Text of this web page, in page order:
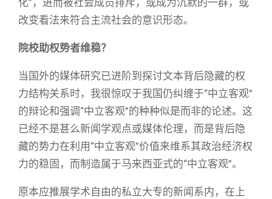
化”，进而被社会成员排斥，或成为沉默的一群，或
改变看法来符合主流社会的意识形态。
院校助权势者维稳？
当国外的媒体研究已进阶到探讨文本背后隐藏的权
力结构关系时，我很惊叹于我国仍纠缠于“中立客观”
的辩论和强调“中立客观”的种种似是而非的论述。这
已经不是甚么新闻学观点或媒体伦理，而是背后隐
藏的势力在利用“中立客观”价值来维系其政治经济权
力的稳固，而制造属于马来西亚式的“中立客观”。
原本应推展学术自由的私立大专的新闻系内，在上